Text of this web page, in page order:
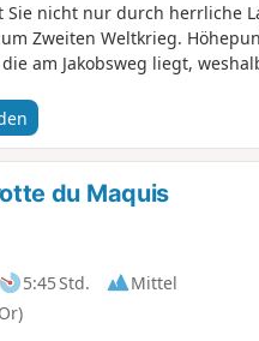
nicht nur durch herrliche
Zweiten Weltkrieg.
am Jakobsweg liegt,
du Maquis
5:45 Std.
Mittel